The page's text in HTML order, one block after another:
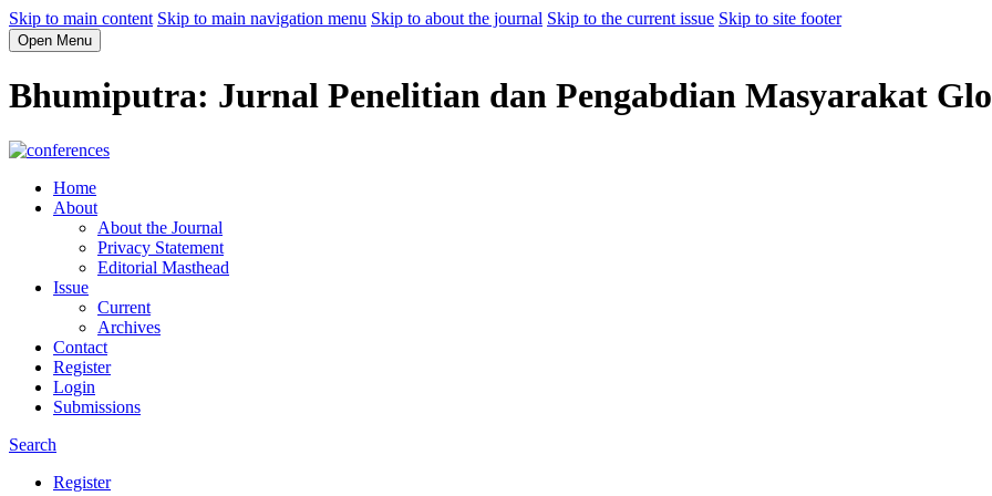
Skip to main content Skip to main navigation menu Skip to about the journal Skip to the current issue Skip to site footer
Open Menu
Bhumiputra: Jurnal Penelitian dan Pengabdian Masyarakat
Home
About
About the Journal
Privacy Statement
Editorial Masthead
Issue
Current
Archives
Contact
Register
Login
Submissions
Search
Register